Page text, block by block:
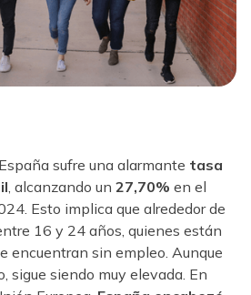
sufre una alarmante tasa
, alcanzando un 27,70% en el
Esto implica que alrededor de
16 y 24 años, quienes están
encuentran sin empleo. Aunque
sigue siendo muy elevada. En